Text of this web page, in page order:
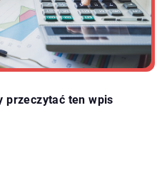
przeczytać ten wpis